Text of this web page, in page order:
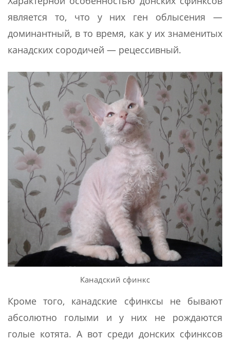
является то, что у них ген облысения —
доминантный, в то время, как у их знаменитых
канадских сородичей — рецессивный.
Канадский сфинкс
Кроме того, канадские сфинксы не бывают
абсолютно голыми и у них не рождаются
голые котята. А вот среди донских сфинксов